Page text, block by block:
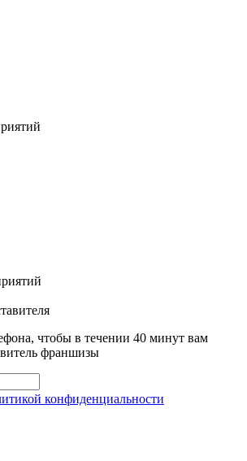
чтобы в течении 40 минут вам
франшизы
конфиденциальности